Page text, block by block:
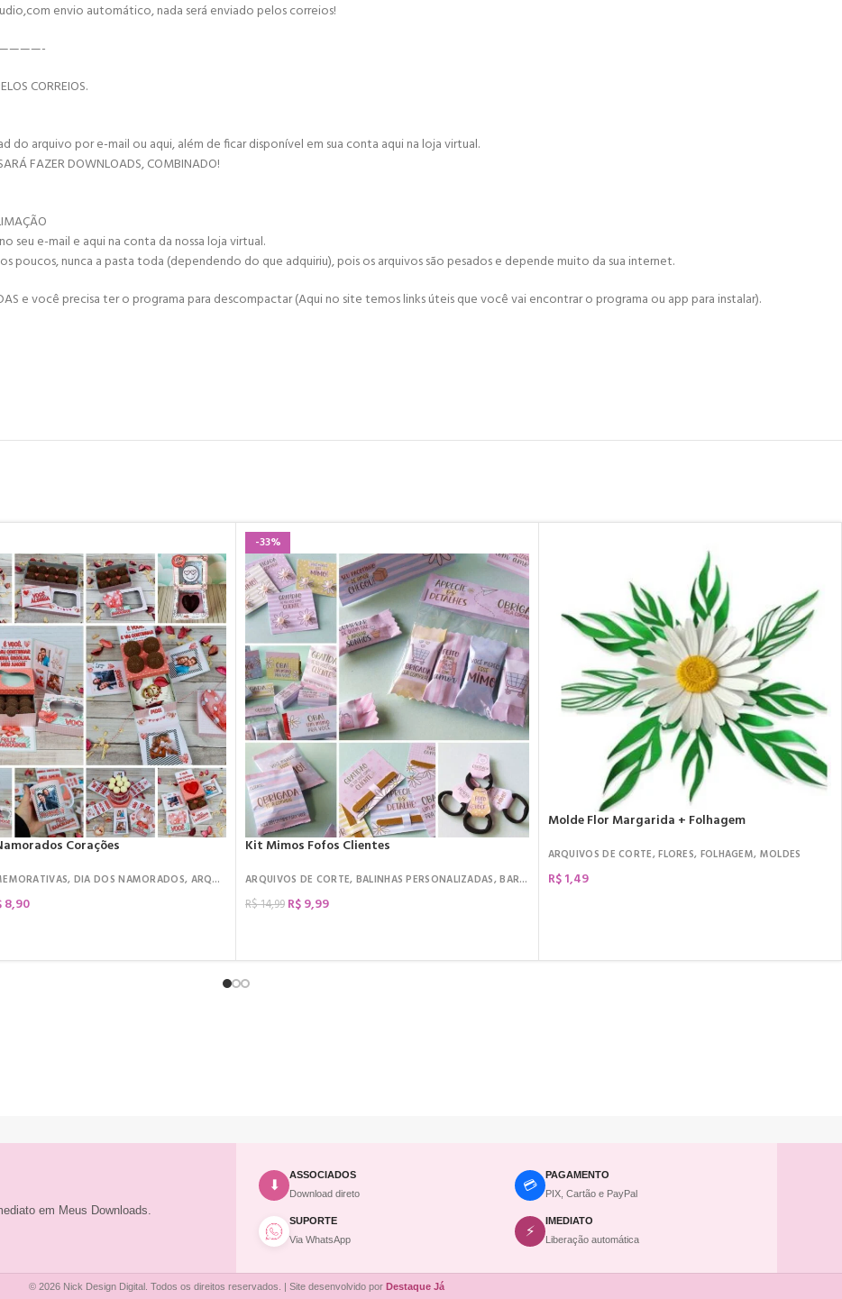
envio automático, nada será enviado pelos correios!
CORREIOS.
arquivo por e-mail ou aqui, além de ficar disponível em sua conta aqui na loja virtual.
FAZER DOWNLOADS, COMBINADO!
seu e-mail e aqui na conta da nossa loja virtual.
poucos, nunca a pasta toda (dependendo do que adquiriu), pois os arquivos são pesados e depende muito da sua internet.
e você precisa ter o programa para descompactar (Aqui no site temos links úteis que você vai encontrar o programa ou app para instalar).
Corações
, DIA DOS NAMORADOS, ARQUIVOS DE CORTE , KIT CINEMA, KIT DIGITAL
8,90
-33%
Kit Mimos Fofos Clientes
ARQUIVOS DE CORTE, BALINHAS PERSONALIZADAS,BARRA DE CHOCOLATE
R$14,99 R$9,99
Molde Flor Margarida + Folhagem
ARQUIVOS DE CORTE,FLORES, FOLHAGEM, MOLDES
R$1,49
em Meus Downloads.
⬇
ASSOCIADOS
Download direto
💳
PAGAMENTO
PIX, Cartão e PayPal
SUPORTE
Via WhatsApp
⚡
IMEDIATO
Liberação automática
© 2026 Nick Design Digital. Todos os direitos reservados. | Site desenvolvido por Destaque Já